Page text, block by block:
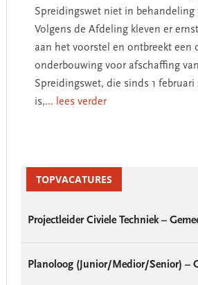
Spreidingswet niet in behandeling
Volgens de Afdeling kleven er
aan het voorstel en ontbreekt een
onderbouwing voor afschaffing
Spreidingswet, die sinds 1 februari
is,... lees verder
SidebarTOPVACATURES
Projectleider Civiele Techniek –
Planoloog (Junior/Medior/Senior) –